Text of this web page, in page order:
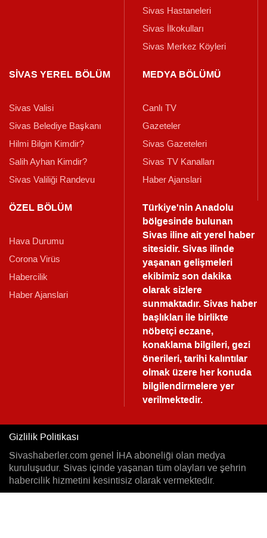
Sivas Hastaneleri
Sivas İlkokulları
Sivas Merkez Köyleri
SİVAS YEREL BÖLÜM
Sivas Valisi
Sivas Belediye Başkanı
Hilmi Bilgin Kimdir?
Salih Ayhan Kimdir?
Sivas Valiliği Randevu
MEDYA BÖLÜMÜ
Canlı TV
Gazeteler
Sivas Gazeteleri
Sivas TV Kanalları
Haber Ajanslari
ÖZEL BÖLÜM
Hava Durumu
Corona Virüs
Habercilik
Haber Ajanslari
Türkiye'nin Anadolu
bölgesinde bulunan
Sivas iline ait yerel haber
sitesidir. Sivas ilinde
yaşanan gelişmeleri
ekibimiz son dakika
olarak sizlere
sunmaktadır.Sivas haber
başlıkları ile birlikte
nöbetçi eczane,
konaklama bilgileri, gezi
önerileri, tarihi kalıntılar
olmak üzere her konuda
bilgilendirmelere yer
verilmektedir.
Gizlilik Politikası
Sivashaberler.com genel İHA aboneliği olan medya
kuruluşudur. Sivas içinde yaşanan tüm olayları ve şehrin
habercilik hizmetini kesintisiz olarak vermektedir.